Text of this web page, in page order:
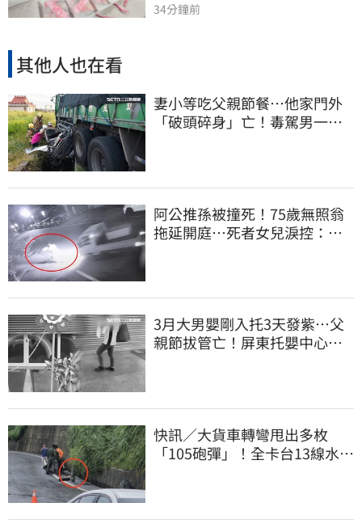
34分鐘前
其他人也在看
妻小等吃父親節餐⋯他家門外
「破頭碎身」亡！毒駕男一路
阿公推孫被撞死！75歲無照翁
拖延開庭…死者女兒淚控：等
3月大男嬰剛入托3天發紫…父
親節拔管亡！屏東托嬰中心回9
快訊／大貨車轉彎甩出多枚
「105砲彈」！全卡台13線水